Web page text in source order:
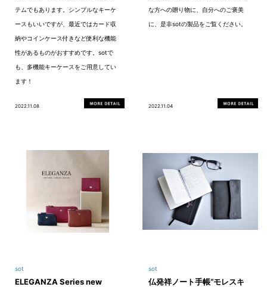
テムでもあります。シンプルなキーケ
ースもいいですが、最近ではカード収
納やコインケース付きなど便利な機能
性があるものがおすすめです。sotで
も、多機能キーケースをご用意してい
ます！
2022.11.08
な方への贈り物に、自分へのご褒美
に、是非sotの製品をご覧ください。
2022.11.04
sot
ELEGANZA Series new
sot
仏発祥ノート手帳“モレスキ